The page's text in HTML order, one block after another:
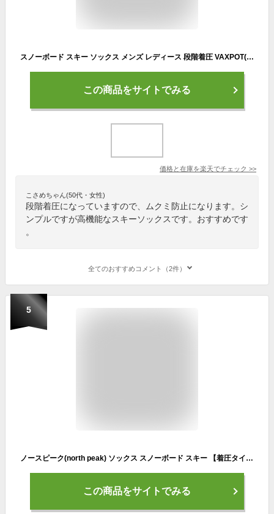
スノーボード スキー ソックス メンズ レディース 段階着圧 VAXPOT(バックスポット) VA-1750 ハイソックス 靴下 くつした 高機能 ソックス サーモライト 使用 左右専用設計 スノボ ウィンタースポーツ[返品交換不可]
この商品をサイトでみる
価格と在庫を楽天でチェック >>
こさめちゃん(50代・女性)
段階着圧になっていますので、ムクミ防止になります。シ
ンプルですが高機能なスキーソックスです。おすすめです
。
全てのおすすめコメント（2件）
5
ノースピーク(north peak) ソックス スノーボード スキー 【着圧タイプ/足袋タイプ/サーモライトファブリック使用】 MP-751 BK 25-27cm
この商品をサイトでみる